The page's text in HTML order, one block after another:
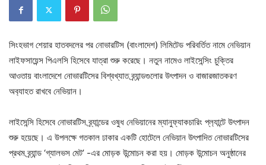
সিংহভাগ শেয়ার হাতবদলের পর নোভারটিস (বাংলাদেশ) লিমিটেড পরিবর্তিত নামে নেভিয়ান
লাইফসায়েন্স পিএলসি হিসেবে যাত্রা শুরু করেছে। নতুন নামেও লাইসেন্সিং চুক্তির
আওতায় বাংলাদেশে নোভারটিসের বিশ্বখ্যাত ব্র্যান্ডগুলোর উৎপাদন ও বাজারজাতকরণ
অব‍্যাহত রাখবে নেভিয়ান।
লাইসেন্সি হিসেবে নোভারটিস ব্র্যান্ডের ওষুধ নেভিয়ানের ম্যানুফ্যাকচারিং প্ল‍্যান্টে উৎপাদন
শুরু হয়েছে। এ উপলক্ষে গতকাল ঢাকার একটি হোটেলে নেভিয়ান উৎপাদিত নোভারটিসের
প্রথম ব্র্যান্ড ‘গ্যালভস মেট’ -এর মোড়ক উন্মোচন করা হয়। মোড়ক উন্মোচন অনুষ্ঠানের